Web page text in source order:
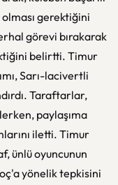
gerektiğini
görevi bırakarak
belirtti. Timur
Sarı-lacivertli
Taraftarlar,
paylaşıma
iletti. Timur
ünlü oyuncunun
yönelik tepkisini